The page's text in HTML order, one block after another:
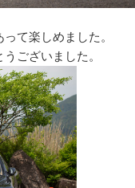
て楽しめました。
ございました。